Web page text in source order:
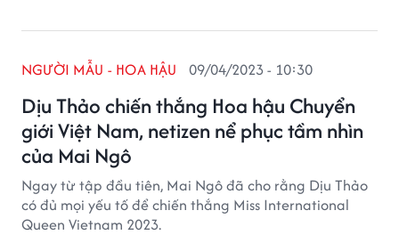
Dịu Thảo chiến thắng Hoa hậu Chuyển
giới Việt Nam, netizen nể phục tầm nhìn
của Mai Ngô
NGƯỜI MẪU - HOA HẬU 09/04/2023 - 10:30
Ngay từ tập đầu tiên, Mai Ngô đã cho rằng Dịu Thảo
có đủ mọi yếu tố để chiến thắng Miss International
Queen Vietnam 2023.